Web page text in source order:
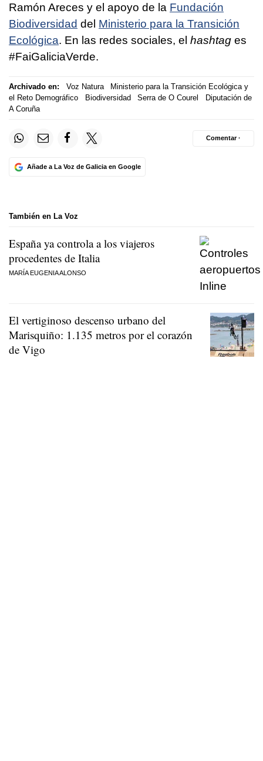
Ramón Areces y el apoyo de la Fundación
Biodiversidad del Ministerio para la Transición
Ecológica. En las redes sociales, el hashtag es
#FaiGaliciaVerde.
Archivado en: Voz Natura
Ministerio para la Transición Ecológica y
el Reto Demográfico
Biodiversidad Serra de O Courel
Diputación de
A Coruña
Añade a La Voz de Galicia en Google
Comentar ·
También en La Voz
España ya controla a los viajeros
procedentes de Italia
MARÍA EUGENIA ALONSO
El vertiginoso descenso urbano del
Marisquiño: 1.135 metros por el corazón
de Vigo